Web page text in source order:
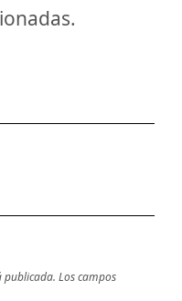
publicada. Los campos